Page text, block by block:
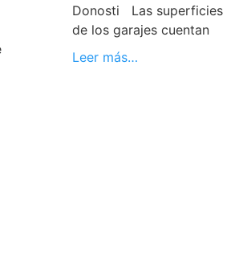
Donosti Las superficies
de los garajes cuentan
Leer más…